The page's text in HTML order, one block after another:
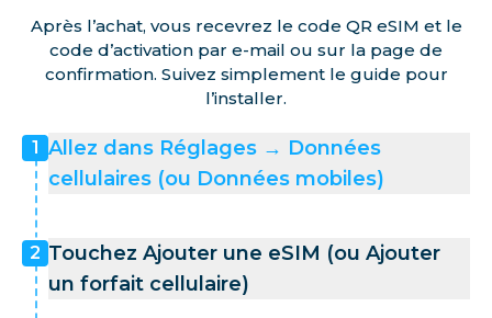
Après l’achat, vous recevrez le code QR eSIM et le
code d’activation par e-mail ou sur la page de
confirmation. Suivez simplement le guide pour
l’installer.
1 Allez dans Réglages → Données
cellulaires (ou Données mobiles)
2 Touchez Ajouter une eSIM (ou Ajouter
un forfait cellulaire)